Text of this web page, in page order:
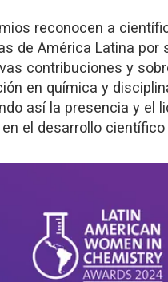
reconocen a
de América Latina por
contribuciones y
en química y
así la presencia y el
el desarrollo científico